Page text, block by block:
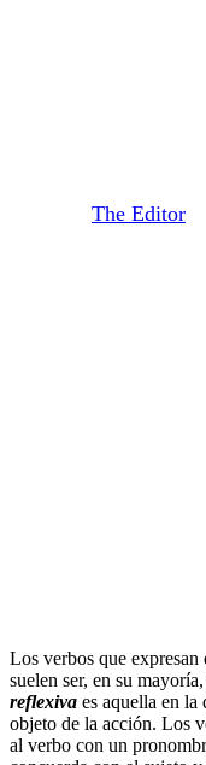
The Editor
Los verbos que
suelen ser, en su
reflexiva es aquella en la
objeto de la acción. Los
al verbo con un